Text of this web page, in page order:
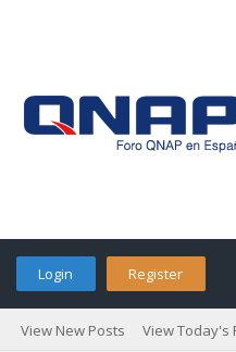
Login Register
View New Posts View Today's